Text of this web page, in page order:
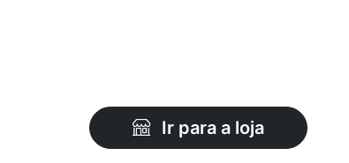
Ir para a loja